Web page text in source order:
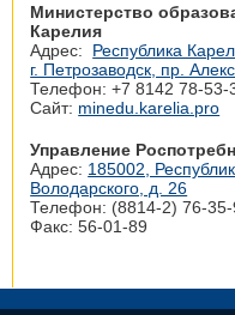
Министерство
Карелия
Адрес: Республика
г. Петрозаводск, пр.
Телефон: +7 8142 78‑53-
Сайт: minedu.karelia.pro
Управление
Адрес: 185002,
Володарского, д. 26
Телефон: (8814-2) 76-
Факс: 56-01-89